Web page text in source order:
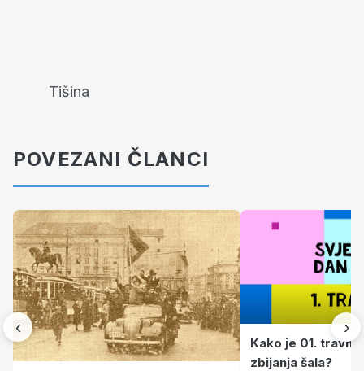
Tišina
POVEZANI ČLANCI
‹
Kako je 01.
zbijanja šala?
›